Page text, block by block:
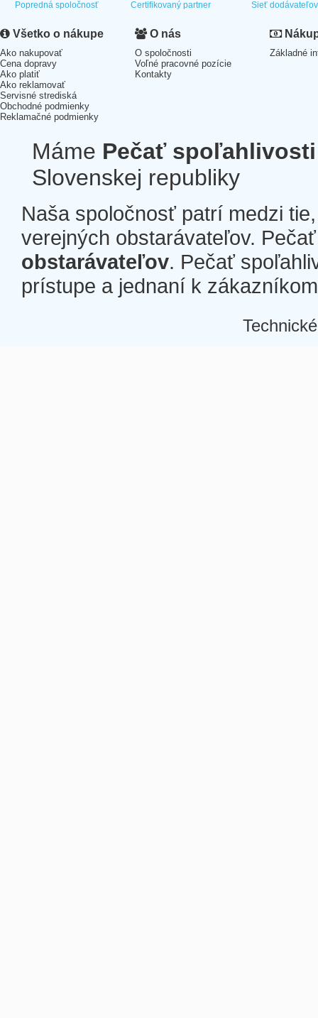
Popredná spoločnosť Certifikovaný partner Sieť dodávateľov
Všetko o nákupe
Ako nakupovať
Cena dopravy
Ako platiť
Ako reklamovať
Servisné strediská
Obchodné podmienky
Reklamačné podmienky
O nás
O spoločnosti
Voľné pracovné pozície
Kontakty
Základné
Máme Pečať spoľahlivosti
Slovenskej republiky
Naša spoločnosť patrí medzi
verejných obstarávateľov.
obstarávateľov. Pečať
prístupe a jednaní k